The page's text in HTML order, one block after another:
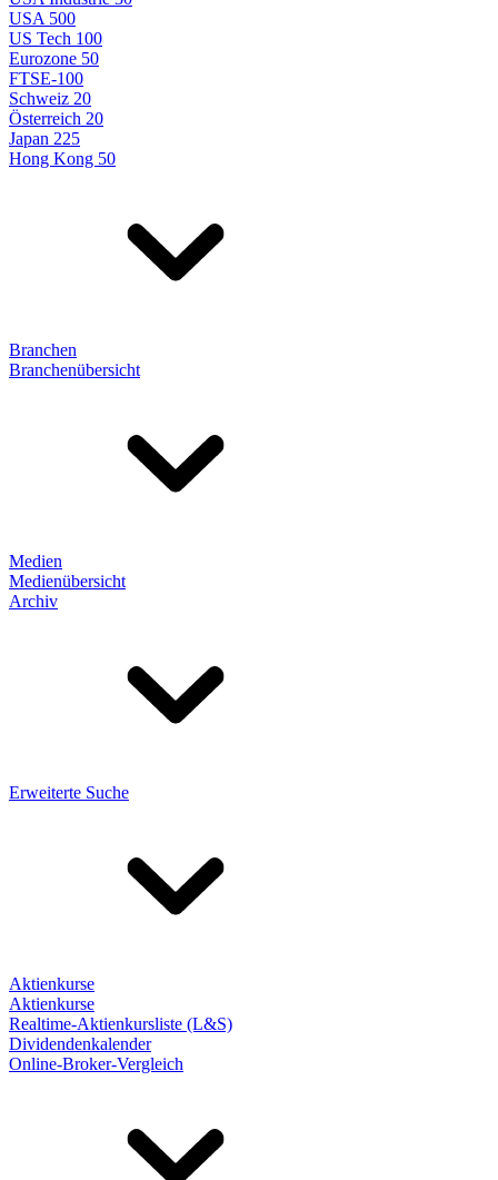
USA 500
US Tech 100
Eurozone 50
FTSE-100
Schweiz 20
Österreich 20
Japan 225
Hong Kong 50
Branchen
Branchenübersicht
Medien
Medienübersicht
Archiv
Erweiterte Suche
Aktienkurse
Aktienkurse
Realtime-Aktienkursliste (L&S)
Dividendenkalender
Online-Broker-Vergleich